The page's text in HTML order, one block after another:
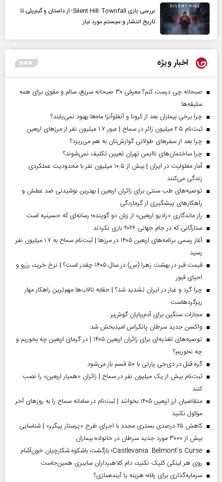
بررسی بازی Silent Hill: Townfall؛ از داستان و گیم‌پلی تا
تاریخ انتشار و سیستم مورد نیاز
اخبار ویژه
صبحانه چی درست کنم؟ معرفی ۳۰ صبحانه سریع، سالم و مقوی برای همه
سلیقه‌ها
چرا برخی بیماران بعد از کرونا و آنفلوآنزا ماه‌ها بهبود نمی‌یابند؟
ثبت‌نام ۲.۵ میلیون زائر در سماح | عبور ۱.۷ میلیون نفر از مرز‌های اربعین
چرا بعد از سفرهای طولانی گوارش‌تان به هم می‌ریزد؟
چرا ساختمان‌های ناایمن تهران تعیین تکلیف نمی‌شوند؟
آمار معلولیت در ایران | بیش از ۱۰.۵ میلیون نفر با محدودیت عملکردی
زندگی می‌کنند
توصیه‌های طب سنتی برای زائران اربعین | بهترین نوشیدنی ضد عطش و
راهکارهای پیشگیری از گرمازدگی
راز ماندگاری «رادیو اربعین» از زبان دو گوینده؛ رسانه‌ای که حسینیه است
ستارگانی که در جام جهانی ۲۰۲۶ بازی نکردند
آغاز رسمی برنامه‌های اربعین ۱۴۰۵ در مرز‌ها | ثبت‌نام سماح به ۱.۷ میلیون نفر
رسید
قیمت قبر در بهشت زهرا (س) در سال ۱۴۰۵ چقدر است؟ | نرخ خرید، رزرو و
احیای قبور
چرا گرد و غبار در ایران تشدید شد؟ | حقابه تالاب‌ها مهم‌ترین راهکار مهار
ریزگردهاست
مجازات سنگین برای آدم‌ربایان گوش‌بر
واکسن جدید سرطان پانکراس امیدبخش شد
توصیه‌های تغذیه‌ای برای زائران اربعین ۱۴۰۵ | در گرمای اربعین چه بخوریم و
چه نخوریم؟
گره قتل در دی‌جی پارتی با ۵۰ قسم باز می‌شود
ثبت‌نام بیش از یک میلیون نفر در سماح | زائران «همیار اربعین» را نصب
کنند
متقاضیان ارز اربعین ۱۴۰۵ بخوانند | ثبت‌نام در سامانه سماح را به روز‌های آخر
موکول نکنید
کاهش ۲۵ درصدی بستری مجدد با اجرای طرح «پرستار پیگیر» | شناسایی
بیش از ۳۰۰۰ مورد جدید سرطان در خانواده بیماران
Castlevania: Belmont’s Curse؛ بازگشت باشکوه شکارچیان خون‌آشام
روی هر لینکی کلیک نکنید، دام کلاهبرداران سایبری همین‌جاست
سرمایه‌گذاری برای رفاه؛ هزینه یا آینده‌سازی؟